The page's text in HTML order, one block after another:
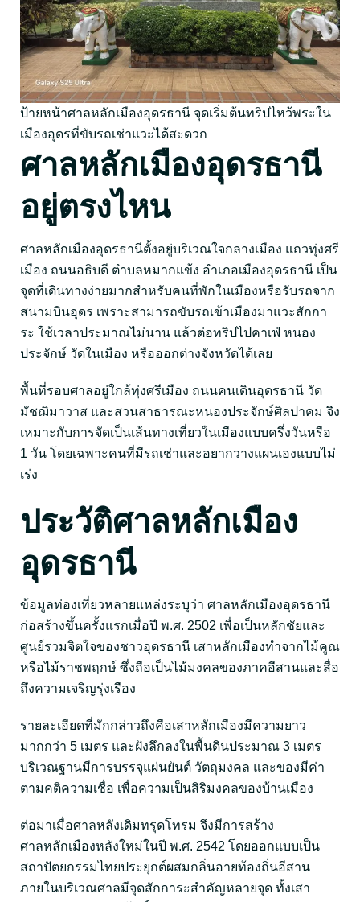
ป้ายหน้าศาลหลักเมืองอุดรธานี จุดเริ่มต้นทริปไหว้พระใน
เมืองอุดรที่ขับรถเช่าแวะได้สะดวก
ศาลหลักเมืองอุดรธานี
อยู่ตรงไหน
ศาลหลักเมืองอุดรธานีตั้งอยู่บริเวณใจกลางเมือง แถวทุ่งศรี
เมือง ถนนอธิบดี ตำบลหมากแข้ง อำเภอเมืองอุดรธานี เป็น
จุดที่เดินทางง่ายมากสำหรับคนที่พักในเมืองหรือรับรถจาก
สนามบินอุดร เพราะสามารถขับรถเข้าเมืองมาแวะสักกา
ระ ใช้เวลาประมาณไม่นาน แล้วต่อทริปไปคาเฟ่ หนอง
ประจักษ์ วัดในเมือง หรือออกต่างจังหวัดได้เลย
พื้นที่รอบศาลอยู่ใกล้ทุ่งศรีเมือง ถนนคนเดินอุดรธานี วัด
มัชฌิมาวาส และสวนสาธารณะหนองประจักษ์ศิลปาคม จึง
เหมาะกับการจัดเป็นเส้นทางเที่ยวในเมืองแบบครึ่งวันหรือ
1 วัน โดยเฉพาะคนที่มีรถเช่าและอยากวางแผนเองแบบไม่
เร่ง
ประวัติศาลหลักเมือง
อุดรธานี
ข้อมูลท่องเที่ยวหลายแหล่งระบุว่า ศาลหลักเมืองอุดรธานี
ก่อสร้างขึ้นครั้งแรกเมื่อปี พ.ศ. 2502 เพื่อเป็นหลักชัยและ
ศูนย์รวมจิตใจของชาวอุดรธานี เสาหลักเมืองทำจากไม้คูณ
หรือไม้ราชพฤกษ์ ซึ่งถือเป็นไม้มงคลของภาคอีสานและสื่อ
ถึงความเจริญรุ่งเรือง
รายละเอียดที่มักกล่าวถึงคือเสาหลักเมืองมีความยาว
มากกว่า 5 เมตร และฝังลึกลงในพื้นดินประมาณ 3 เมตร
บริเวณฐานมีการบรรจุแผ่นยันต์ วัตถุมงคล และของมีค่า
ตามคติความเชื่อ เพื่อความเป็นสิริมงคลของบ้านเมือง
ต่อมาเมื่อศาลหลังเดิมทรุดโทรม จึงมีการสร้าง
ศาลหลักเมืองหลังใหม่ในปี พ.ศ. 2542 โดยออกแบบเป็น
สถาปัตยกรรมไทยประยุกต์ผสมกลิ่นอายท้องถิ่นอีสาน
ภายในบริเวณศาลมีจุดสักการะสำคัญหลายจุด ทั้งเสา